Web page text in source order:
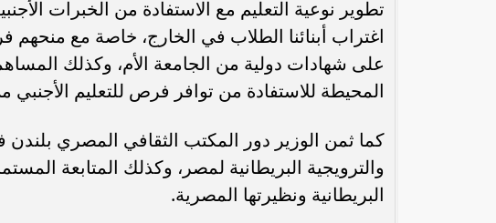
تطوير نوعية التعليم مع الاستفادة من الخبرات
اغتراب أبنائنا الطلاب في الخارج، خاصة مع
على شهادات دولية من الجامعة الأم، وكذلك
المحيطة للاستفادة من توافر فرص للتعليم
كما ثمن الوزير دور المكتب الثقافي المصري بلندن
والترويجية البريطانية لمصر، وكذلك المتابعة
البريطانية ونظيرتها المصرية.
رئيس الوزراء : زيادة مخصصات الإنفاق
على الصحة والتعليم و”تكافل” و”كرامة”
محمد إمام يكتب .. ”رمضان
والسلام ”